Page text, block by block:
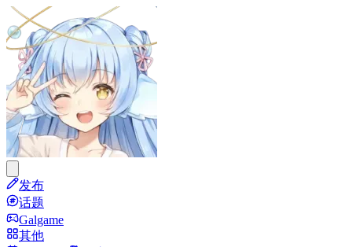
发布
话题
Galgame
其他